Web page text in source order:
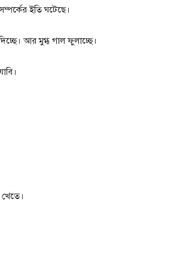
ইতি ঘটেছে।
আর মুগ্ধ গাল ফুলাচ্ছে।